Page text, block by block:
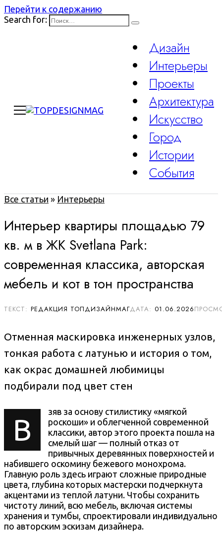
Перейти к содержанию
Search for:
Дизайн
Интерьеры
Проекты
Архитектура
Искусство
Город
Истории
События
Все статьи » Интерьеры
Интерьер квартиры площадью 79
кв. м в ЖК Svetlana Park:
современная классика, авторская
мебель и кот в тон пространства
РЕДАКЦИЯ ТОПДИЗАЙНМАГ 01.06.2026
Отменная маскировка инженерных узлов,
тонкая работа с латунью и история о том,
как окрас домашней любимицы
подбирали под цвет стен
В
зяв за основу стилистику «мягкой
роскоши» и облегченной современной
классики, автор этого проекта пошла на
смелый шаг — полный отказ от
привычных деревянных поверхностей и
набившего оскомину бежевого монохрома.
Главную роль здесь играют сложные природные
цвета, глубина которых мастерски подчеркнута
акцентами из теплой латуни. Чтобы сохранить
чистоту линий, всю мебель, включая системы
хранения и тумбы, спроектировали индивидуально
по авторским эскизам дизайнера.